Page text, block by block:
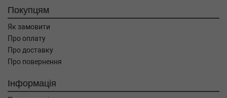
Покупцям
Як замовити
Про оплату
Про доставку
Про повернення
Інформація